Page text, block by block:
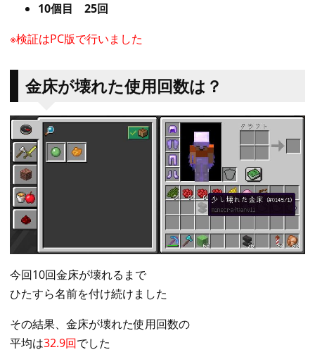
10個目 25回
※検証はPC版で行いました
金床が壊れた使用回数は？
今回10回金床が壊れるまで
ひたすら名前を付け続けました
その結果、金床が壊れた使用回数の
平均は32.9回でした